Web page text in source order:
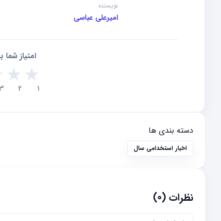
نویسنده
امیرعلی عباسی
امتیاز
★1
★2
دسته بندی ها
اخبار استخدامی سال
نظرات (0)